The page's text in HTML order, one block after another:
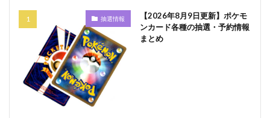
抽選情報
【2026年8月9日更新】ポケモ
ンカード各種の抽選・予約情報
まとめ